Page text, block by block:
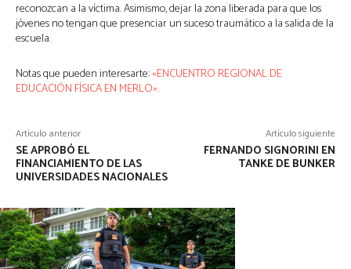
reconozcan a la víctima. Asimismo, dejar la zona liberada para que los
jóvenes no tengan que presenciar un suceso traumático a la salida de la
escuela.
Notas que pueden interesarte:«ENCUENTRO REGIONAL DE
EDUCACIÓN FÍSICA EN MERLO».
Artículo anterior
SE APROBÓ EL
FINANCIAMIENTO DE LAS
UNIVERSIDADES NACIONALES
Artículo siguiente
FERNANDO SIGNORINI EN
TANKE DE BUNKER